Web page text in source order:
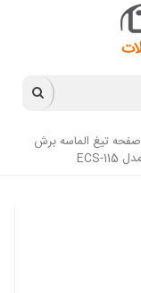
صفحه تیغ الماسه برش